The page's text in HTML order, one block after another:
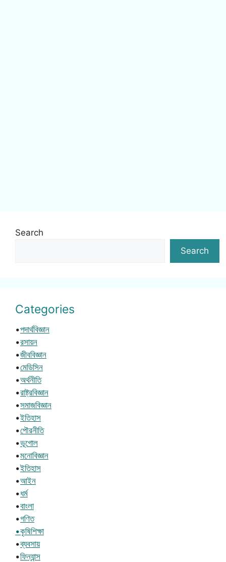
Search
Search
Categories
•পদার্থবিজ্ঞান
•রসায়ন
•জীববিজ্ঞান
•মেডিসিন
•অর্থনীতি
•রাষ্ট্রবিজ্ঞান
•সমাজবিজ্ঞান
•ইতিহাস
•পৌরনীতি
•ভূগোল
•মনোবিজ্ঞান
•ইতিহাস
•আইন
•ধর্ম
•বাংলা
•গণিত
•কৃষিশিক্ষা
•ব্যবসায়
•ফিন্যান্স